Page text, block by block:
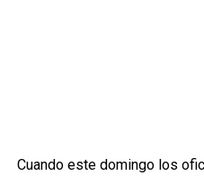
Cuando este domingo los